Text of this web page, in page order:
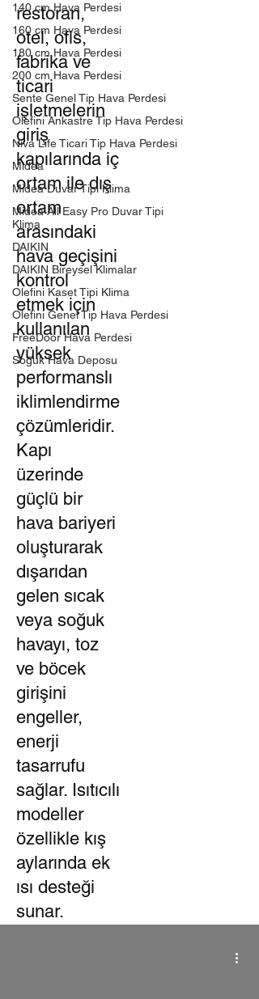
140 cm Hava Perdesi
160 cm Hava Perdesi
180 cm Hava Perdesi
200 cm Hava Perdesi
Sente Genel Tip Hava Perdesi
Olefini Ankastre Tip Hava Perdesi
Niva Life Ticari Tip Hava Perdesi
Midea
Midea Duvar Tipi Klima
Midea All Easy Pro Duvar Tipi
Klima
DAIKIN
DAIKIN Bireysel Klimalar
Olefini Kaset Tipi Klima
Olefini Genel Tip Hava Perdesi
FreeDoor Hava Perdesi
Soğuk Hava Deposu
restoran,
otel, ofis,
fabrika ve
ticari
işletmelerin
giriş
kapılarında iç
ortam ile dış
ortam
arasındaki
hava geçişini
kontrol
etmek için
kullanılan
yüksek
performanslı
iklimlendirme
çözümleridir.
Kapı
üzerinde
güçlü bir
hava bariyeri
oluşturarak
dışarıdan
gelen sıcak
veya soğuk
havayı, toz
ve böcek
girişini
engeller,
enerji
tasarrufu
sağlar. Isıtıcılı
modeller
özellikle kış
aylarında ek
ısı desteği
sunar.